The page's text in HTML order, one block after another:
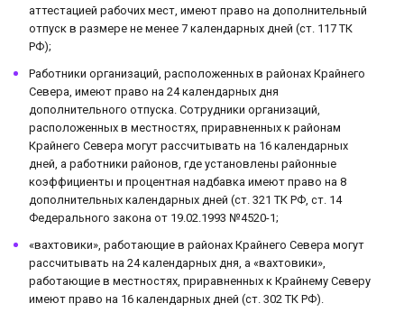
аттестацией рабочих мест, имеют право на дополнительный
отпуск в размере не менее 7 календарных дней (ст. 117 ТК
РФ);
Работники организаций, расположенных в районах Крайнего
Севера, имеют право на 24 календарных дня
дополнительного отпуска. Сотрудники организаций,
расположенных в местностях, приравненных к районам
Крайнего Севера могут рассчитывать на 16 календарных
дней, а работники районов, где установлены районные
коэффициенты и процентная надбавка имеют право на 8
дополнительных календарных дней (ст. 321 ТК РФ, ст. 14
Федерального закона от 19.02.1993 №4520-1;
«вахтовики», работающие в районах Крайнего Севера могут
рассчитывать на 24 календарных дня, а «вахтовики»,
работающие в местностях, приравненных к Крайнему Северу
имеют право на 16 календарных дней (ст. 302 ТК РФ).